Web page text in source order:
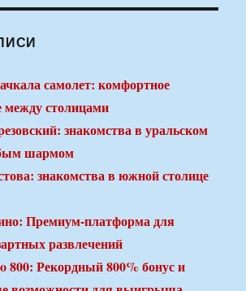
самолет: комфортное
между столицами
знакомства в уральском
шармом
знакомства в южной столице
Премиум-платформа для
развлечений
800: Рекордный 800% бонус и